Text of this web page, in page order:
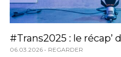
#Trans2025 : le récap’
06.03.2026 REGARDER